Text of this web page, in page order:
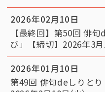
2026年02月10日
【最終回】第50回 俳
び」【締切】2026年3
2026年01月10日
第49回 俳句deしりとり